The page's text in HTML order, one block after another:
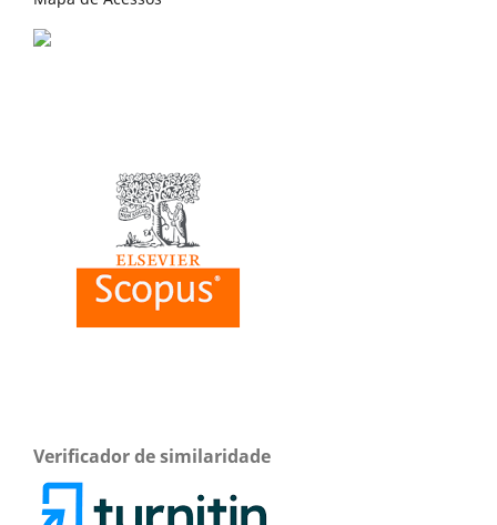
Verificador de similaridade